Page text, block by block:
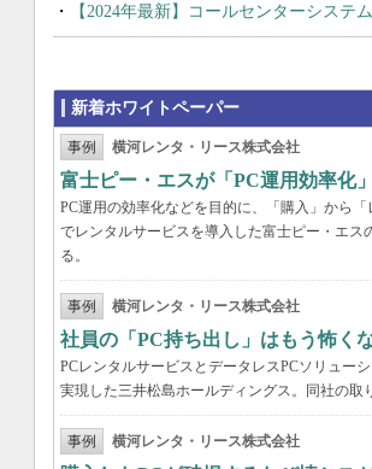
【2024年最新】コールセンターシス
新着ホワイトペーパー
事例 横河レンタ・リース株式会社
富士ピー・エスが「PC運用効率化
PC運用の効率化などを目的に、「購入」から
でレンタルサービスを導入した富士ピー・エ
る。
事例 横河レンタ・リース株式会社
社員の「PC持ち出し」はもう怖
PCレンタルサービスとデータレスPCソリュー
実現した三井松島ホールディングス。同社の取
事例 横河レンタ・リース株式会社